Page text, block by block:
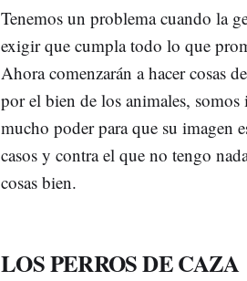
Tenemos un problema cuando la
exigir que cumpla todo lo que
Ahora comenzarán a hacer cosas
por el bien de los animales,
mucho poder para que su imagen
casos y contra el que no tengo
cosas bien.
LOS PERROS DE CAZA